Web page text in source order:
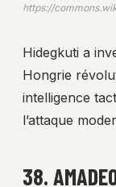
https://
Hidegkuti a
Hongrie
intelligence
l’attaque
38.